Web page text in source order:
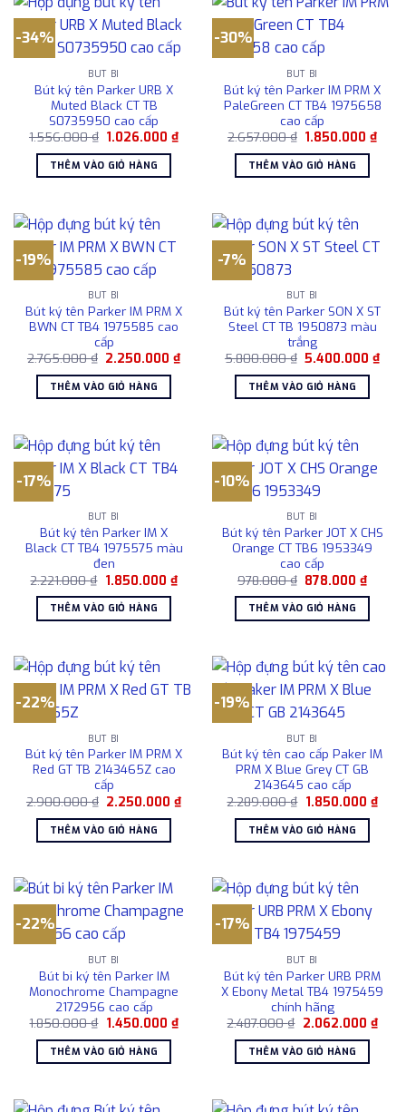
-34%
BÚT BI
Bút ký tên Parker URB X
Muted Black CT TB
S0735950 cao cấp
1.556.000₫ Giá
là:
1.556.000 ₫.
1.026.000₫Giá
hiện
1.026.000 ₫.
THÊM VÀO GIỎ HÀNG
-30%
BÚT BI
Bút ký tên Parker IM PRM X
PaleGreen CT TB4 1975658
cao cấp
2.657.000₫ Giá
là:
2.657.000 ₫.
1.850.000₫Giá
hiện
THÊM VÀO GIỎ HÀNG
-19%
BÚT BI
Bút ký tên Parker IM PRM X
BWN CT TB4 1975585 cao
cấp
2.765.000₫ Giá
là:
2.765.000 ₫.
2.250.000₫Giá
hiện
2.250.000 ₫.
THÊM VÀO GIỎ HÀNG
-7%
BÚT BI
Bút ký tên Parker SON X ST
Steel CT TB 1950873 màu
trắng
5.800.000₫ Giá
là:
5.800.000 ₫.
5.400.000₫Giá
hiện
THÊM VÀO GIỎ HÀNG
-17%
BÚT BI
Bút ký tên Parker IM X
Black CT TB4 1975575 màu
đen
2.221.000₫ Giá
là:
2.221.000 ₫.
1.850.000 ₫Giá
hiện
1.850.000 ₫.
THÊM VÀO GIỎ HÀNG
-10%
BÚT BI
Bút ký tên Parker JOT X CHS
Orange CT TB6 1953349
cao cấp
978.000₫ Giá
là:
978.000 ₫.
878.000₫Giá
hiện
tại
THÊM VÀO GIỎ HÀNG
-22%
BÚT BI
Bút ký tên Parker IM PRM X
Red GT TB 2143465Z cao
cấp
2.900.000₫ Giá
là:
2.900.000 ₫.
2.250.000₫Giá
hiện
2.250.000 ₫.
THÊM VÀO GIỎ HÀNG
-19%
BÚT BI
Bút ký tên cao cấp Paker IM
PRM X Blue Grey CT GB
2143645 cao cấp
2.289.000₫ Giá
là:
2.289.000 ₫.
1.850.000 ₫Giá
hiện
THÊM VÀO GIỎ HÀNG
-22%
BÚT BI
Bút bi ký tên Parker IM
Monochrome Champagne
2172956 cao cấp
1.850.000₫ Giá
là:
1.850.000 ₫.
1.450.000 ₫Giá
hiện
1.450.000 ₫.
THÊM VÀO GIỎ HÀNG
-17%
BÚT BI
Bút ký tên Parker URB PRM
X Ebony Metal TB4 1975459
chính hãng
2.487.000₫ Giá
là:
2.487.000 ₫.
2.062.000 ₫Giá
hiện
THÊM VÀO GIỎ HÀNG